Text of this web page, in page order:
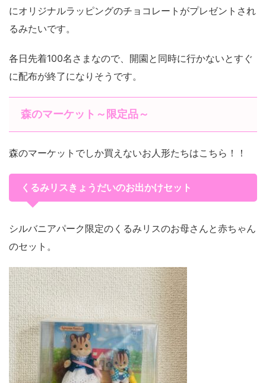
にオリジナルラッピングのチョコレートがプレゼントされ
るみたいです。
各日先着100名さまなので、開園と同時に行かないとすぐ
に配布が終了になりそうです。
森のマーケット～限定品～
森のマーケットでしか買えないお人形たちはこちら！！
くるみリスきょうだいのお出かけセット
シルバニアパーク限定のくるみリスのお母さんと赤ちゃん
のセット。